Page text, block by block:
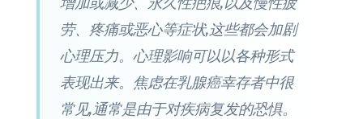
劳、疼痛或恶心等症状,这些都会加剧
心理压力。心理影响可以以各种形式
表现出来。焦虑在乳腺癌幸存者中很
常见,通常是由于对疾病复发的恐惧。